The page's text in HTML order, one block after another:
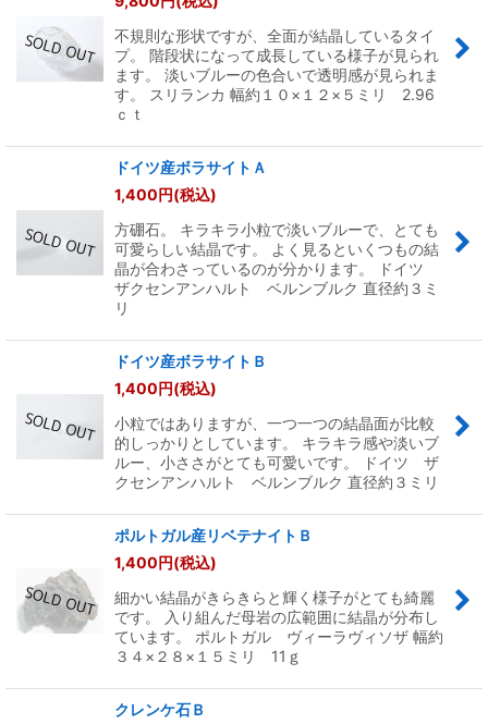
不規則な形状ですが、全面が結晶しているタイ
プ。 階段状になって成長している様子が見られ
ます。 淡いブルーの色合いで透明感が見られま
す。 スリランカ 幅約１０×１２×５ミリ 2.96
ｃｔ
ドイツ産ボラサイトＡ
1,400円(税込)
方硼石。 キラキラ小粒で淡いブルーで、とても
可愛らしい結晶です。 よく見るといくつもの結
晶が合わさっているのが分かります。 ドイツ
ザクセンアンハルト ベルンブルク 直径約３ミ
リ
ドイツ産ボラサイトＢ
1,400円(税込)
小粒ではありますが、一つ一つの結晶面が比較
的しっかりとしています。 キラキラ感や淡いブ
ルー、小ささがとても可愛いです。 ドイツ ザ
クセンアンハルト ベルンブルク 直径約３ミリ
ポルトガル産リベテナイトＢ
1,400円(税込)
細かい結晶がきらきらと輝く様子がとても綺麗
です。 入り組んだ母岩の広範囲に結晶が分布し
ています。 ポルトガル ヴィーラヴィソザ 幅約
３４×２８×１５ミリ 11ｇ
クレンケ石Ｂ